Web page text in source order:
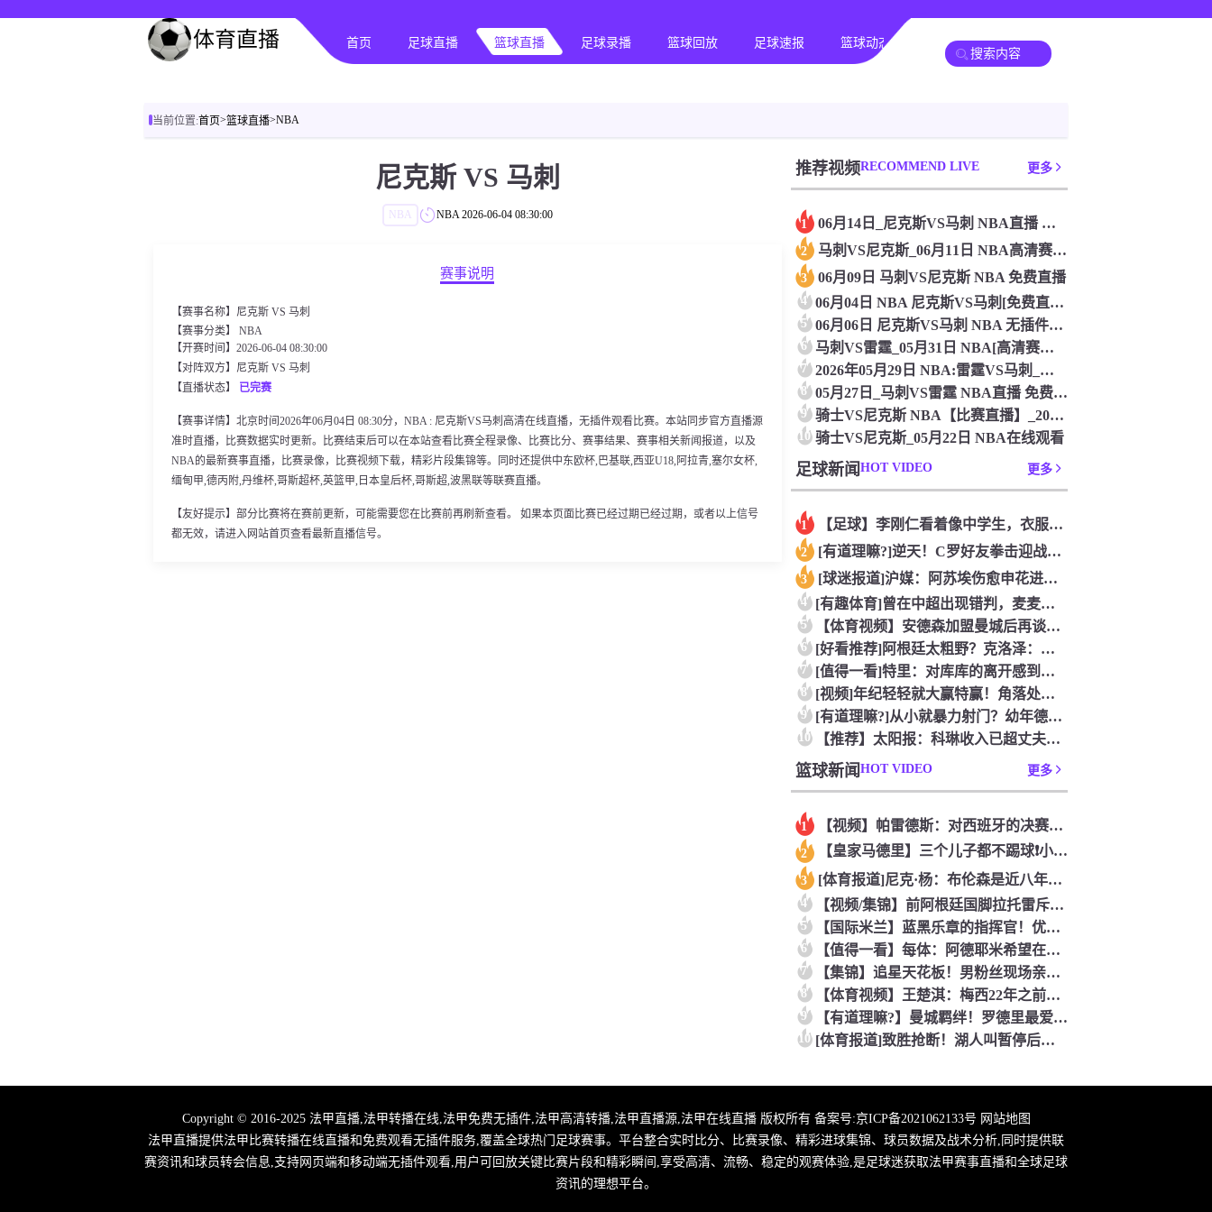
首页 足球直播 篮球直播 足球录播 篮球回放 足球速报 篮球动态 其他转播
当前位置:首页>篮球直播>NBA
尼克斯 VS 马刺
NBA NBA 2026-06-04 08:30:00
赛事说明
【赛事名称】尼克斯 VS 马刺
【赛事分类】 NBA
【开赛时间】2026-06-04 08:30:00
【对阵双方】尼克斯 VS 马刺
【直播状态】 已完赛
【赛事详情】北京时间2026年06月04日 08:30分，NBA : 尼克斯VS马刺高清在线直播，无插件观看比赛。本站同步官方直播源
准时直播，比赛数据实时更新。比赛结束后可以在本站查看比赛全程录像、比赛比分、赛事结果、赛事相关新闻报道，以及
NBA的最新赛事直播，比赛录像，比赛视频下载，精彩片段集锦等。同时还提供中东欧杯,巴基联,西亚U18,阿拉青,塞尔女杯,
缅甸甲,德丙附,丹维杯,哥斯超杯,英篮甲,日本皇后杯,哥斯超,波黑联等联赛直播。
【友好提示】部分比赛将在赛前更新，可能需要您在比赛前再刷新查看。 如果本页面比赛已经过期已经过期，或者以上信号
都无效，请进入网站首页查看最新直播信号。
推荐视频RECOMMEND LIVE 更多
1 06月14日_尼克斯VS马刺 NBA直播 在线观看比赛
2 马刺VS尼克斯_06月11日 NBA高清赛事直播
3 06月09日 马刺VS尼克斯 NBA 免费直播
4 06月04日 NBA 尼克斯VS马刺[免费直播]
5 06月06日 尼克斯VS马刺 NBA 无插件直播
6 马刺VS雷霆_05月31日 NBA[高清赛事直播]
7 2026年05月29日 NBA:雷霆VS马刺_免费直播
8 05月27日_马刺VS雷霆 NBA直播 免费在线直播
9 骑士VS尼克斯 NBA【比赛直播】_2026年05月20日
10 骑士VS尼克斯_05月22日 NBA在线观看
足球新闻 HOT VIDEO 更多
1 【足球】李刚仁看着像中学生，衣服脱了身材吊炸天！怪不得对抗上
2 [有道理嘛?]逆天！C罗好友拳击迎战阿根廷跟队记者，C罗好友
3 [球迷报道]沪媒：阿苏埃伤愈申花进攻得到保证 海港队基本没有
4 [有趣体育]曾在中超出现错判，麦麦提江本轮主哨中甲陕西联合v
5 【体育视频】安德森加盟曼城后再谈德布劳内：他一直是我非常仰慕
6 [好看推荐]阿根廷太粗野？克洛泽：这是他们的特色，极其强调对
7 [值得一看]特里：对库库的离开感到失望，但罗杰斯的到来又让我
8 [视频]年纪轻轻就大赢特赢！角落处打闹的亚马尔和尼科！
9 [有道理嘛?]从小就暴力射门？幼年德布劳内和他踢坏的树篱！
10 【推荐】太阳报：科琳收入已超丈夫鲁尼 自己设计服装8岁儿子当
篮球新闻 HOT VIDEO 更多
1 【视频】帕雷德斯：对西班牙的决赛是梅西国家队的最后一场比赛
2 【皇家马德里】三个儿子都不踢球❗️小贝气炸：三个坑爹货，只能
3 [体育报道]尼克·杨：布伦森是近八年最佳 联盟只有詹库杜能媲
4 【视频/集锦】前阿根廷国脚拉托雷斥“阴谋论”：彻底疯了，典型
5 【国际米兰】蓝黑乐章的指挥官！优雅的波兰中场节拍器！
6 【值得一看】每体：阿德耶米希望在巴萨继续穿27号球衣，但西甲
7 【集锦】追星天花板！男粉丝现场亲到夏奇拉，这波直接能吹一辈子
8 【体育视频】王楚淇：梅西22年之前一直被这踢法针对，铁杆球迷
9 【有道理嘛?】曼城羁绊！罗德里最爱的各国球员！葡萄牙选择了B
10 [体育报道]致胜抢断！湖人叫暂停后发球失误 理查德抢断造杀伤
Copyright © 2016-2025 法甲直播,法甲转播在线,法甲免费无插件,法甲高清转播,法甲直播源,法甲在线直播 版权所有 备案号:京ICP备2021062133号 网站地图
法甲直播提供法甲比赛转播在线直播和免费观看无插件服务,覆盖全球热门足球赛事。平台整合实时比分、比赛录像、精彩进球集锦、球员数据及战术分析,同时提供联
赛资讯和球员转会信息,支持网页端和移动端无插件观看,用户可回放关键比赛片段和精彩瞬间,享受高清、流畅、稳定的观赛体验,是足球迷获取法甲赛事直播和全球足球
资讯的理想平台。